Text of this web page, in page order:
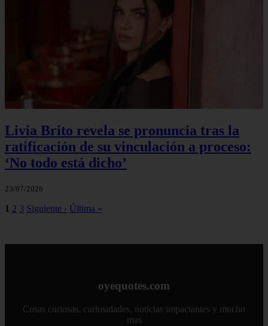
Livia Brito revela se pronuncia tras la
ratificación de su vinculación a proceso:
‘No todo está dicho’
23/07/2026
1 2 3 Siguiente › Última »
oyequotes.com
Cosas curiosas, curiosidades, noticias impactantes y mucho
mas